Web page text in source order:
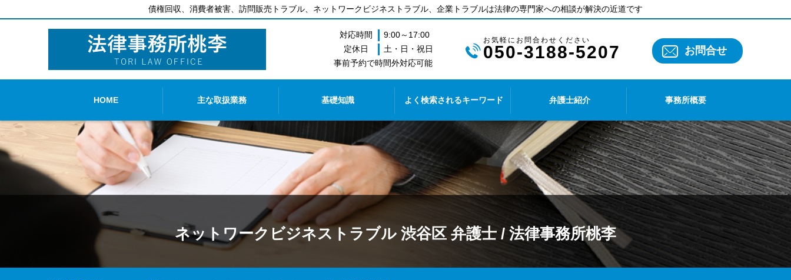
債権回収、消費者被害、訪問販売トラブル、ネットワークビジネストラブル、企業トラブルは法律の専門家への相談が解決の近道です
対応時間
9:00～17:00
定休日
土・日・祝日
事前予約で時間外対応可能
050-3188-5207 お問合せ
HOME 主な取扱業務 基礎知識 よく検索されるキーワード 弁護士紹介 事務所概要
ネットワークビジネストラブル 渋谷区 弁護士 / 法律事務所桃李